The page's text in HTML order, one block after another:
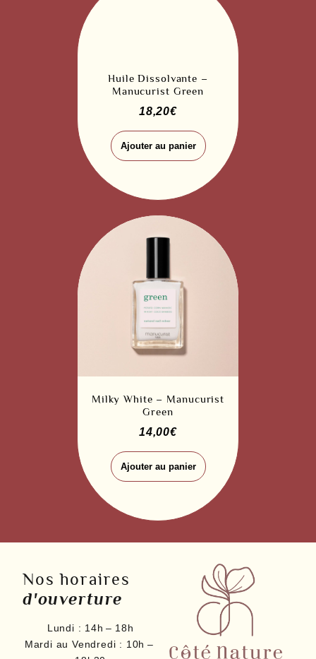
Huile Dissolvante –
Manucurist Green
18,20€
Ajouter au panier
Milky White – Manucurist
Green
14,00€
Ajouter au panier
Nos horaires
d'ouverture
Lundi : 14h – 18h
Mardi au Vendredi : 10h –